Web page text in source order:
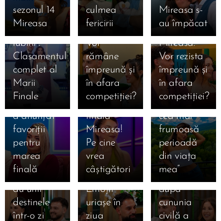
sezonul 14
Mireasa
culmea
fericirii
Mireasa s-
au împăcat
Mireasa,
sezonul 13
„Meciul
iubirii”.
Clasamentul
complet al
Marii
Finale
Mihai
după
Mireasa.
Vor
rămâne
împreună și
în afara
competiției?
Denis și
Bianca
după
Mireasa.
Vor rezista
împreună și
în afara
competiției?
16.07.2026
Ioana din
sezonul 8
Mireasa și-
a anunțat
favoriții
pentru
marea
finală
16.07.2026
Bia și-a
ales
favoriții
pentru
marea
finală
Mireasa!
Pe cine
vrea
câștigători
16.07.2026
Mihaela a
anunțat că
a divorțat
oficial de
Ștefan:
„Urmează
cea mai
frumoasă
perioadă
din viața
mea”
16.07.2026
Amalia și
Sebastian
s-au
căsătorit!
Cei doi și-
au unit
destinele
într-o zi
16.07.2026
Giulia și
Alexandru
sunt oficial
soț și soție!
Emoții
uriașe în
ziua
16.07.2026
Ema și
Alan s-au
căsătorit!
Primele
imagini
după
cununia
civilă a
16.07.2026
Eduard
16.07.2026
Denis l-a
16.07.2026
Raluca
Preda a
atenționat-
o pe